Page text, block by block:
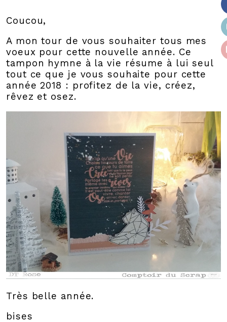
Coucou,
A mon tour de vous souhaiter tous mes
voeux pour cette nouvelle année. Ce
tampon hymne à la vie résume à lui seul
tout ce que je vous souhaite pour cette
année 2018 : profitez de la vie, créez,
rêvez et osez.
Très belle année.
bises